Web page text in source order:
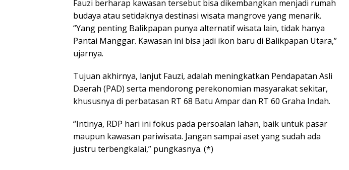
Fauzi berharap kawasan tersebut bisa dikembangkan menjadi rumah
budaya atau setidaknya destinasi wisata mangrove yang menarik.
“Yang penting Balikpapan punya alternatif wisata lain, tidak hanya
Pantai Manggar. Kawasan ini bisa jadi ikon baru di Balikpapan Utara,”
ujarnya.
Tujuan akhirnya, lanjut Fauzi, adalah meningkatkan Pendapatan Asli
Daerah (PAD) serta mendorong perekonomian masyarakat sekitar,
khususnya di perbatasan RT 68 Batu Ampar dan RT 60 Graha Indah.
“Intinya, RDP hari ini fokus pada persoalan lahan, baik untuk pasar
maupun kawasan pariwisata. Jangan sampai aset yang sudah ada
justru terbengkalai,” pungkasnya. (*)